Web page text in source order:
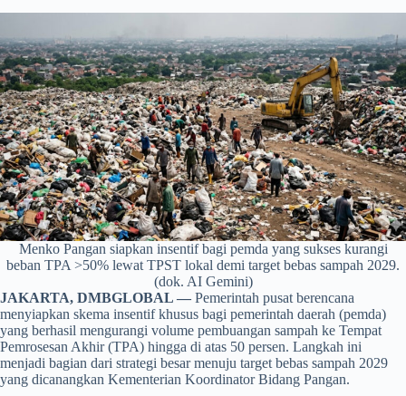
Menko Pangan siapkan insentif bagi pemda yang sukses kurangi
beban TPA >50% lewat TPST lokal demi target bebas sampah 2029.
(dok. AI Gemini)
JAKARTA, DMBGLOBAL — Pemerintah pusat berencana
menyiapkan skema insentif khusus bagi pemerintah daerah (pemda)
yang berhasil mengurangi volume pembuangan sampah ke Tempat
Pemrosesan Akhir (TPA) hingga di atas 50 persen. Langkah ini
menjadi bagian dari strategi besar menuju target bebas sampah 2029
yang dicanangkan Kementerian Koordinator Bidang Pangan.